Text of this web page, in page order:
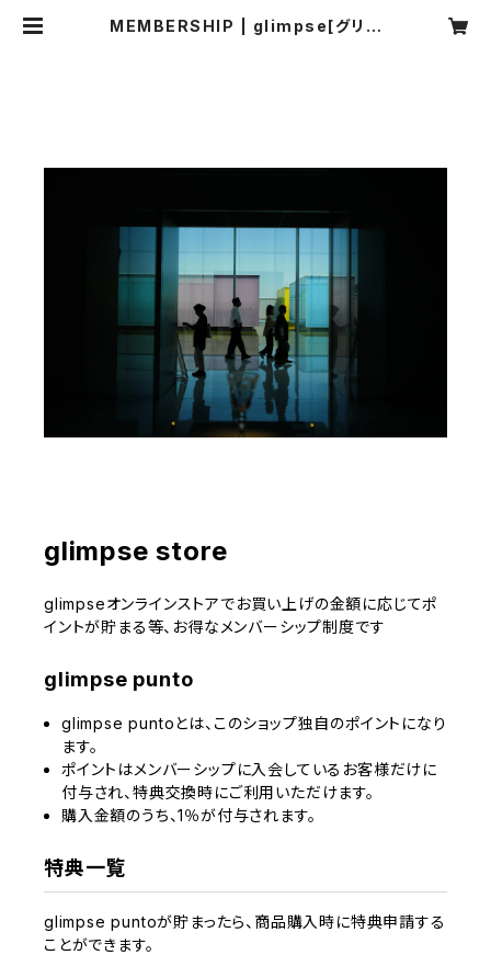
MEMBERSHIP | glimpse[グリン
glimpse store
glimpseオンラインストアでお買い上げの金額に応じてポ
イントが貯まる等、お得なメンバーシップ制度です
glimpse punto
glimpse puntoとは、このショップ独自のポイントになり
ます。
ポイントはメンバーシップに入会しているお客様だけに
付与され、特典交換時にご利用いただけます。
購入金額のうち、1％が付与されます。
特典一覧
glimpse puntoが貯まったら、商品購入時に特典申請する
ことができます。